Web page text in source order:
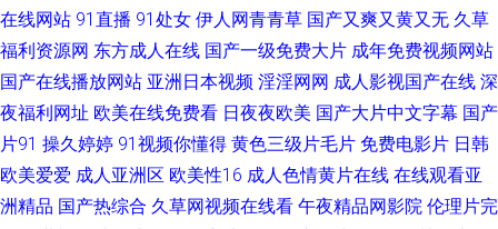
热久草 国产嫖妓自拍 男人天堂aaaa 四虎色站 aa在线 韩国无码精品 人免费超
碰 国产精品黑丝传媒 五月天福利网 超碰97公开在线 黄色最新网址 影音先锋
色天堂 超碰99自拍 九一传媒mv 亚洲国产天堂 超碰欧美 九九重口味视频 日
本性视频 91大神视频免费 成人国产 久久国内精品 色资源网 91国产色情 成
在线网站 91直播 91处女 伊人网青青草 国产又爽又黄又无 久草
福利资源网 东方成人在线 国产一级免费大片 成年免费视频网站
国产在线播放网站 亚洲日本视频 淫淫网网 成人影视国产在线 深
夜福利网址 欧美在线免费看 日夜夜欧美 国产大片中文字幕 国产
片91 操久婷婷 91视频你懂得 黄色三级片毛片 免费电影片 日韩
欧美爱爱 成人亚洲区 欧美性16 成人色情黄片在线 在线观看亚
洲精品 国产热综合 久草网视频在线看 午夜精品网影院 伦理片完